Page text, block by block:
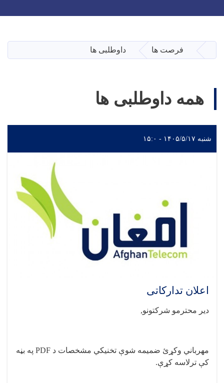
main
content
صفحه اصلی
فرصت ها داوطلبی ها
همه داوطلبی ها
شنبه ۱۴۰۵/۵/۱۷ - ۱۵:۰
اعلان تدارکاتی
دیر محترمو شرکتونو,
مهرباني وکړئ ضمیمه شوې تخنيکي مشخصات د PDF په بڼه
کې ترلاسه کړې.